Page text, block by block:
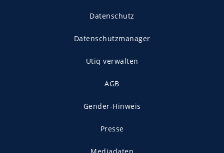
Datenschutz
Datenschutzmanager
Utiq verwalten
AGB
Gender-Hinweis
Presse
Mediadaten